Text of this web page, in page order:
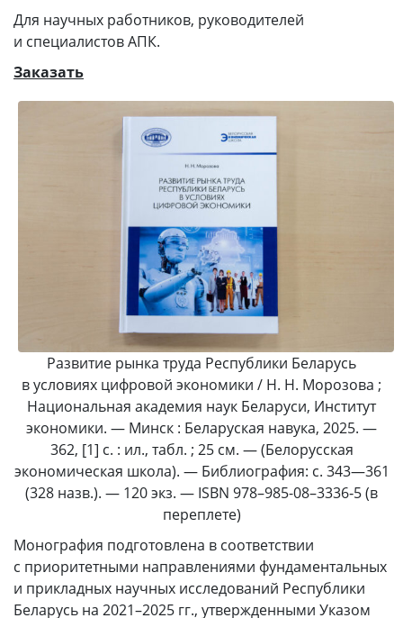
Для научных работников, руководителей
и специалистов АПК.
Заказать
Развитие рынка труда Республики Беларусь
в условиях цифровой экономики / Н. Н. Морозова ;
Национальная академия наук Беларуси, Институт
экономики. — Минск : Беларуская навука, 2025. —
362, [1] с. : ил., табл. ; 25 см. — (Белорусская
экономическая школа). — Библиография: с. 343—361
(328 назв.). — 120 экз. — ISBN 978–985-08–3336‑5 (в
переплете)
Монография подготовлена в соответствии
с приоритетными направлениями фундаментальных
и прикладных научных исследований Республики
Беларусь на 2021–2025 гг., утвержденными Указом